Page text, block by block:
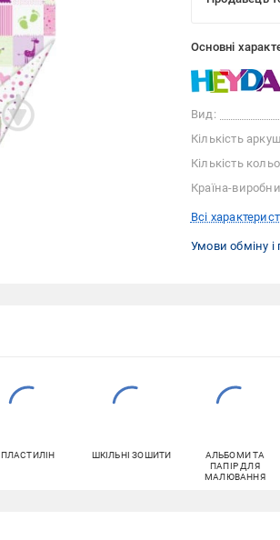
Основні
Вид:
Кількість
Кількість
Країна-
Всі
Умови обміну і
ПЛАСТИЛІН ШКІЛЬНІ ЗОШИТИ
АЛЬБОМИ ТА
ПАПІР ДЛЯ
МАЛЮВАННЯ